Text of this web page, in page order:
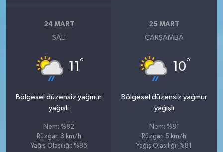
24 MART
SALI
11 °
Bölgesel düzensiz yağmur
yağışlı
Nem: %82
Rüzgar: 8 km/h
Yağış Olasılığı: %86
25 MART
ÇARŞAMBA
10°
Bölgesel düzensiz yağmur
yağışlı
Nem: %81
Rüzgar: 5 km/h
Yağış Olasılığı: %81